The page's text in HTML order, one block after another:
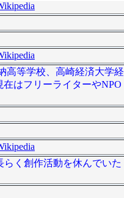
高等学校、高崎経済大学経
はフリーライターやNPO
く創作活動を休んでいた